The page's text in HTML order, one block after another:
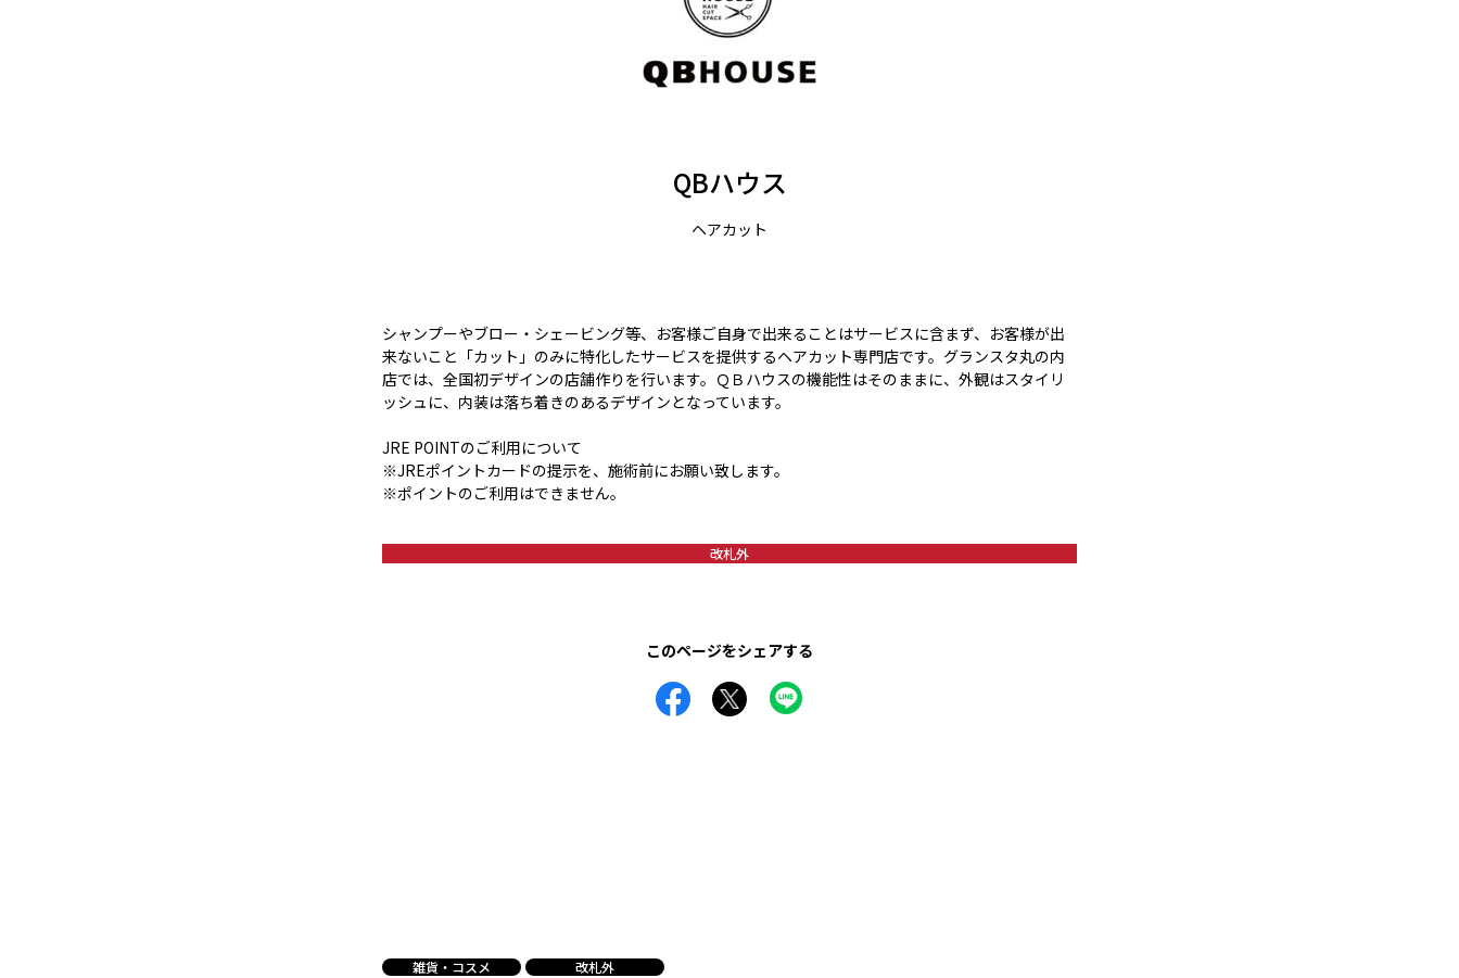
QBハウス
ヘアカット
シャンプーやブロー・シェービング等、お客様ご自身で出来ることはサービスに含まず、お客様が出
来ないこと「カット」のみに特化したサービスを提供するヘアカット専門店です。グランスタ丸の内
店では、全国初デザインの店舗作りを行います。ＱＢハウスの機能性はそのままに、外観はスタイリ
ッシュに、内装は落ち着きのあるデザインとなっています。
JRE POINTのご利用について
※JREポイントカードの提示を、施術前にお願い致します。
※ポイントのご利用はできません。
改札外
このページをシェアする
雑貨・コスメ 改札外